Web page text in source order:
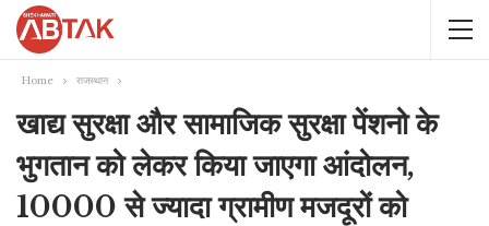
Home राजस्थान
खाद्य सुरक्षा और सामाजिक सुरक्षा पेंशनो के
भुगतान को लेकर किया जाएगा आंदोलन,
10000 से ज्यादा ग्रामीण मजदूरों को